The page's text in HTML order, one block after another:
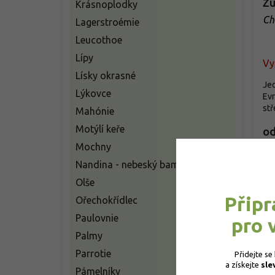
Krásnoplodky
Lagerstroémie
Leucothoe
Lípy
Lísky okrasné
Lýkovce
Mahónie
Motýlí keře
Mochny
Nandina - nebeský bambus
Olše
Ořechokřídlec
Paulovnie
Palmy
Parrotie
Pámelníky
od
pro
Přidejte se
a získejte